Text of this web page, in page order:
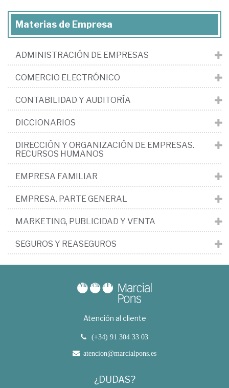
Materias de Empresa
ADMINISTRACIÓN DE EMPRESAS
COMERCIO ELECTRÓNICO
CONTABILIDAD Y AUDITORÍA
DICCIONARIOS
DIRECCIÓN Y ORGANIZACIÓN DE EMPRESAS.
RECURSOS HUMANOS
EMPRESA FAMILIAR
EMPRESA. PARTE GENERAL
MARKETING, PUBLICIDAD Y VENTA
SEGUROS Y REASEGUROS
Atención al cliente
(+34) 91 304 33 03
atencion@marcialpons.es
¿DUDAS?